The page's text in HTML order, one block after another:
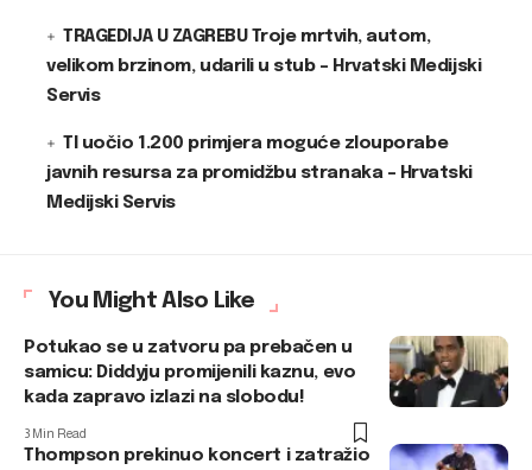
TRAGEDIJA U ZAGREBU Troje mrtvih, autom,
velikom brzinom, udarili u stub – Hrvatski Medijski
Servis
TI uočio 1.200 primjera moguće zlouporabe
javnih resursa za promidžbu stranaka – Hrvatski
Medijski Servis
You Might Also Like
Potukao se u zatvoru pa prebačen u
samicu: Diddyju promijenili kaznu, evo
kada zapravo izlazi na slobodu!
3 Min Read
Thompson prekinuo koncert i zatražio